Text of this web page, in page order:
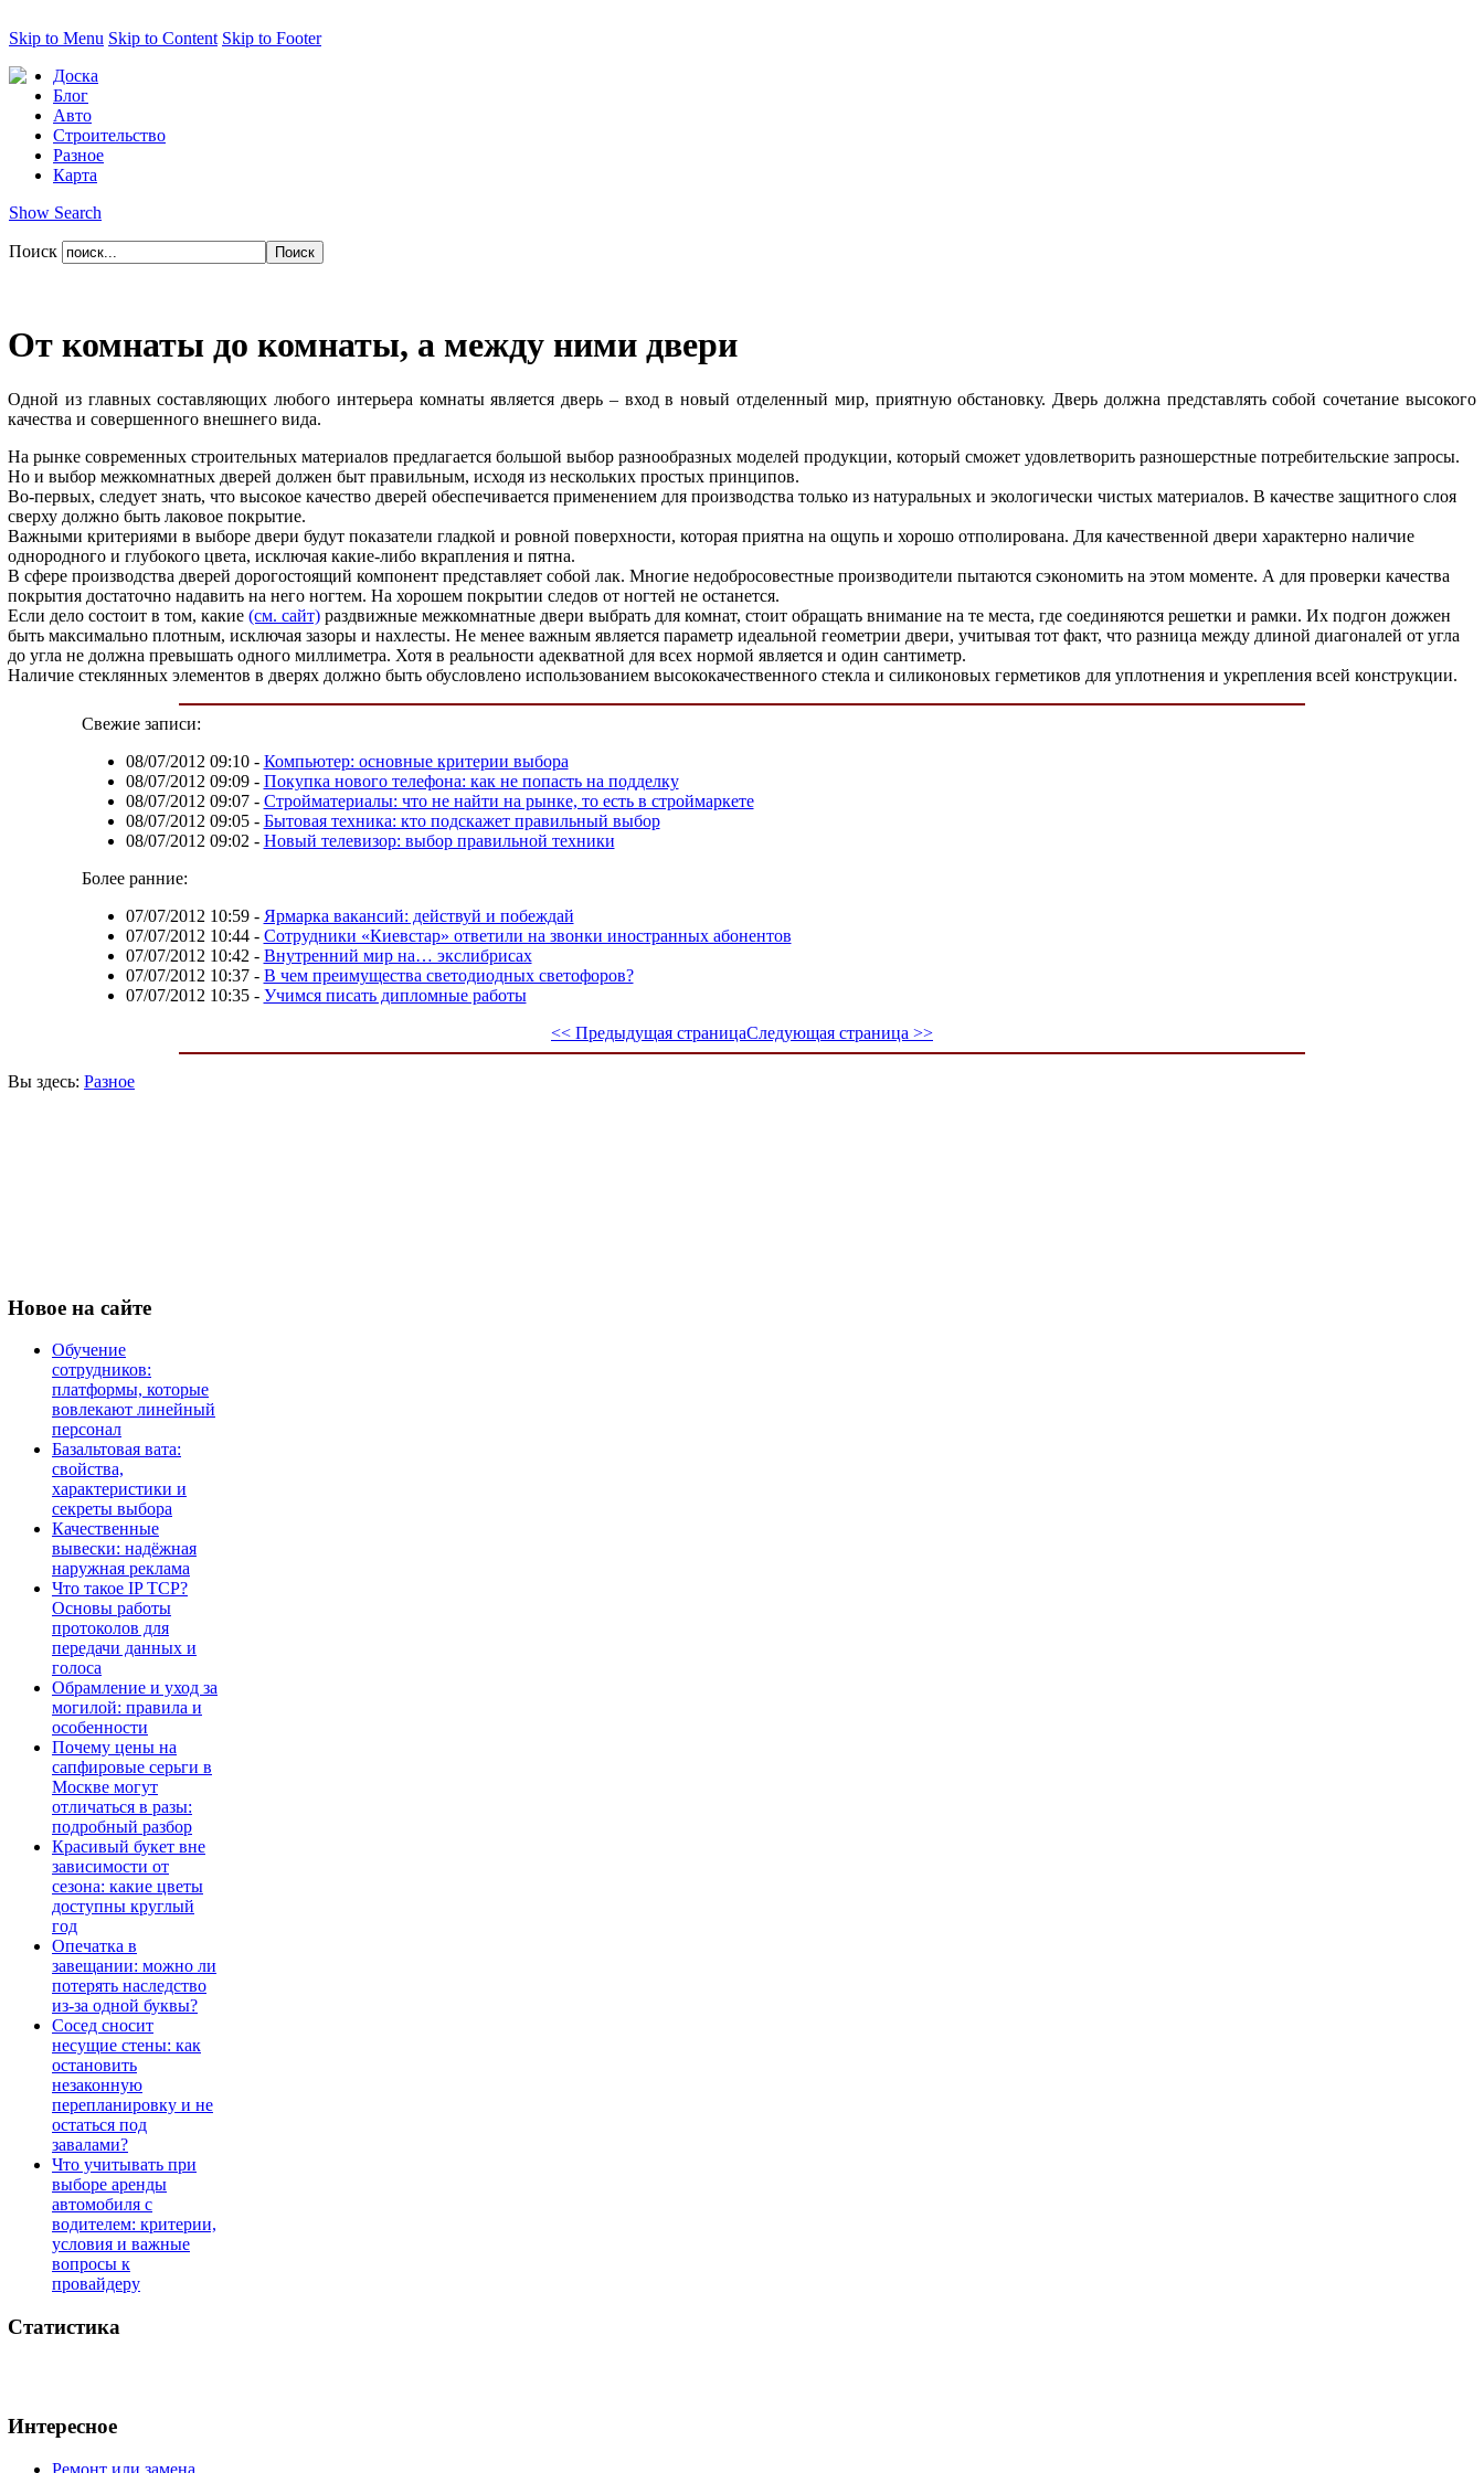
Skip to Menu Skip to Content Skip to Footer
Доска
Блог
Авто
Строительство
Разное
Карта
Show Search
Поиск
От комнаты до комнаты, а между ними двери
Одной из главных составляющих любого интерьера комнаты является дверь – вход в новый отделенный мир, приятную обстановку. Дверь должна представлять собой сочетание высокого
качества и совершенного внешнего вида.
На рынке современных строительных материалов предлагается большой выбор разнообразных моделей продукции, который сможет удовлетворить разношерстные потребительские запросы.
Но и выбор межкомнатных дверей должен быт правильным, исходя из нескольких простых принципов.
Во-первых, следует знать, что высокое качество дверей обеспечивается применением для производства только из натуральных и экологически чистых материалов. В качестве защитного слоя
сверху должно быть лаковое покрытие.
Важными критериями в выборе двери будут показатели гладкой и ровной поверхности, которая приятна на ощупь и хорошо отполирована. Для качественной двери характерно наличие
однородного и глубокого цвета, исключая какие-либо вкрапления и пятна.
В сфере производства дверей дорогостоящий компонент представляет собой лак. Многие недобросовестные производители пытаются сэкономить на этом моменте. А для проверки качества
покрытия достаточно надавить на него ногтем. На хорошем покрытии следов от ногтей не останется.
Если дело состоит в том, какие (см. сайт) раздвижные межкомнатные двери выбрать для комнат, стоит обращать внимание на те места, где соединяются решетки и рамки. Их подгон дожжен
быть максимально плотным, исключая зазоры и нахлесты. Не менее важным является параметр идеальной геометрии двери, учитывая тот факт, что разница между длиной диагоналей от угла
до угла не должна превышать одного миллиметра. Хотя в реальности адекватной для всех нормой является и один сантиметр.
Наличие стеклянных элементов в дверях должно быть обусловлено использованием высококачественного стекла и силиконовых герметиков для уплотнения и укрепления всей конструкции.
Свежие записи:
08/07/2012 09:10- Компьютер: основные критерии выбора
08/07/2012 09:09- Покупка нового телефона: как не попасть на подделку
08/07/2012 09:07- Стройматериалы: что не найти на рынке, то есть в строймаркете
08/07/2012 09:05- Бытовая техника: кто подскажет правильный выбор
08/07/2012 09:02 - Новый телевизор: выбор правильной техники
Более ранние:
07/07/2012 10:59- Ярмарка вакансий: действуй и побеждай
07/07/2012 10:44- Сотрудники «Киевстар» ответили на звонки иностранных абонентов
07/07/2012 10:42 - Внутренний мир на… экслибрисах
07/07/2012 10:37- В чем преимущества светодиодных светофоров?
07/07/2012 10:35- Учимся писать дипломные работы
<< Предыдущая страницаСледующая страница >>
Вы здесь: Разное
Новое на сайте
Обучение
сотрудников:
платформы, которые
вовлекают линейный
персонал
Базальтовая вата:
свойства,
характеристики и
секреты выбора
Качественные
вывески: надёжная
наружная реклама
Что такое IP TCP?
Основы работы
протоколов для
передачи данных и
голоса
Обрамление и уход за
могилой: правила и
особенности
Почему цены на
сапфировые серьги в
Москве могут
отличаться в разы:
подробный разбор
Красивый букет вне
зависимости от
сезона: какие цветы
доступны круглый
год
Опечатка в
завещании: можно ли
потерять наследство
из-за одной буквы?
Сосед сносит
несущие стены: как
остановить
незаконную
перепланировку и не
остаться под
завалами?
Что учитывать при
выборе аренды
автомобиля с
водителем: критерии,
условия и важные
вопросы к
провайдеру
Статистика
Интересное